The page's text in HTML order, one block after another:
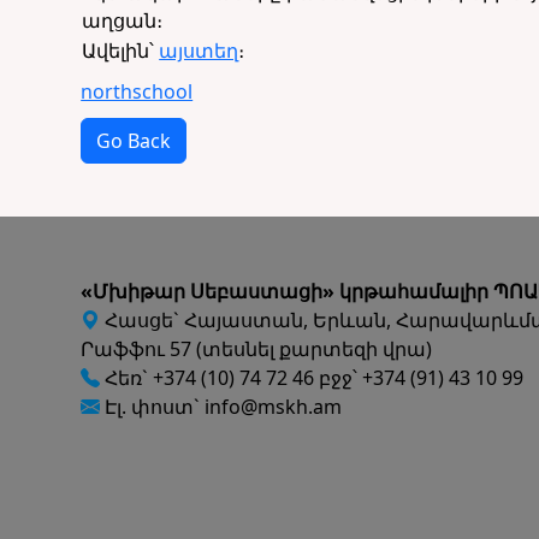
աղցան։
Ավելին՝ այստեղ։
northschool
Go Back
«Մխիթար Սեբաստացի» կրթահամալիր
Հասցե` Հայաստան, Երևան,
Րաֆֆու 57 (տեսնել քարտեզի վրա)
Հեռ` +374 (10) 74 72 46 բջջ՝ +374 (91) 43 10 99
Էլ. փոստ` info@mskh.am